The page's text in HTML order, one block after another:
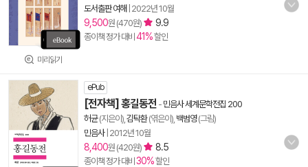
미리읽기
도서출판 여해 2022년 10월
9,500원 (470원) 9.9
종이책 정가 대비 41%할인
ePub
[전자책] 홍길동전 - 민음사 세계문학전집 200
허균(지은이), 김탁환(엮은이), 백범영(그림)
민음사| 2012년 10월
8,400원 (420원) 8.5
종이책 정가 대비 30%할인